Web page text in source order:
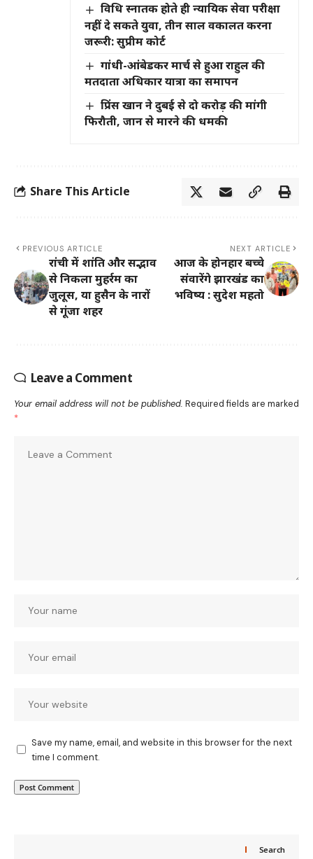
विधि स्नातक होते ही न्यायिक सेवा परीक्षा
नहीं दे सकते युवा, तीन साल वकालत करना
जरूरी: सुप्रीम कोर्ट
गांधी-आंबेडकर मार्च से हुआ राहुल की
मतदाता अधिकार यात्रा का समापन
प्रिंस खान ने दुबई से दो करोड़ की मांगी
फिरौती, जान से मारने की धमकी
Share This Article
PREVIOUS ARTICLE
रांची में शांति और सद्भाव
से निकला मुहर्रम का
जुलूस, या हुसैन के नारों
से गूंजा शहर
NEXT ARTICLE
आज के होनहार बच्चे
संवारेंगे झारखंड का
भविष्य : सुदेश महतो
Leave a Comment
Your email address will not be published. Required fields are marked
*
Save my name, email, and website in this browser for the next
time I comment.
Search